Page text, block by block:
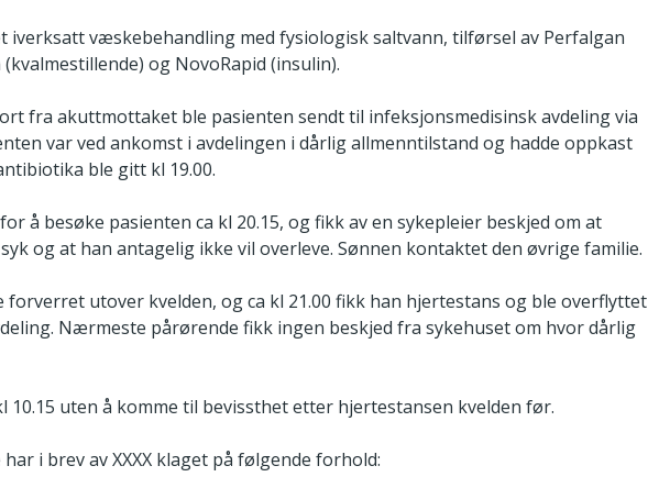
iverksatt væskebehandling med fysiologisk saltvann, tilførsel av Perfalgan
og NovoRapid (insulin).
fra akuttmottaket ble pasienten sendt til infeksjonsmedisinsk avdeling via
var ved ankomst i avdelingen i dårlig allmenntilstand og hadde oppkast
ble gitt kl 19.00.
å besøke pasienten ca kl 20.15, og fikk av en sykepleier beskjed om at
og at han antagelig ikke vil overleve. Sønnen kontaktet den øvrige familie.
forverret utover kvelden, og ca kl 21.00 fikk han hjertestans og ble overflyttet
Nærmeste pårørende fikk ingen beskjed fra sykehuset om hvor dårlig
10.15 uten å komme til bevissthet etter hjertestansen kvelden før.
i brev av XXXX klaget på følgende forhold: